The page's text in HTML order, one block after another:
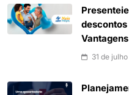
Vantagens
31 de